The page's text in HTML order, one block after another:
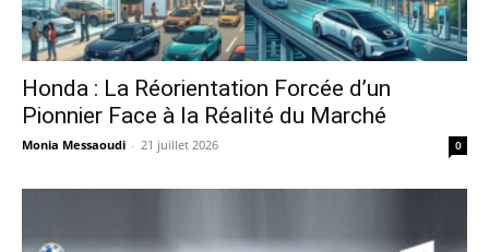
Honda : La Réorientation Forcée d’un
Pionnier Face à la Réalité du Marché
Monia Messaoudi - 21 juillet 2026 0